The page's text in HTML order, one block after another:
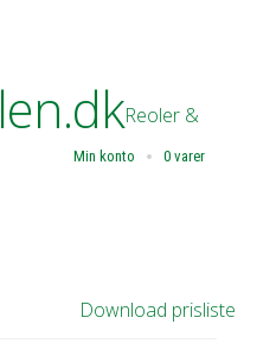
Min konto 0 varer
Reoler &
Download prisliste